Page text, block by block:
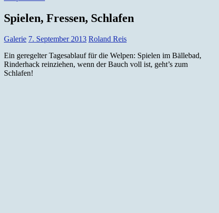
Spielen, Fressen, Schlafen
Galerie 7. September 2013 Roland Reis
Ein geregelter Tagesablauf für die Welpen: Spielen im Bällebad,
Rinderhack reinziehen, wenn der Bauch voll ist, geht’s zum
Schlafen!